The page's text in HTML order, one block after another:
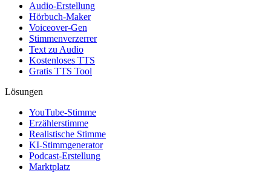
Audio-Erstellung
Hörbuch-Maker
Voiceover-Gen
Stimmenverzerrer
Text zu Audio
Kostenloses TTS
Gratis TTS Tool
Lösungen
YouTube-Stimme
Erzählerstimme
Realistische Stimme
KI-Stimmgenerator
Podcast-Erstellung
Marktplatz